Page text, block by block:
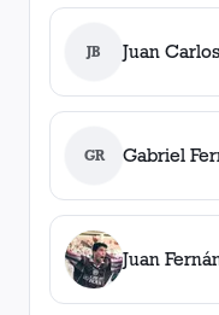
JB Juan
GR Gabriel
Juan